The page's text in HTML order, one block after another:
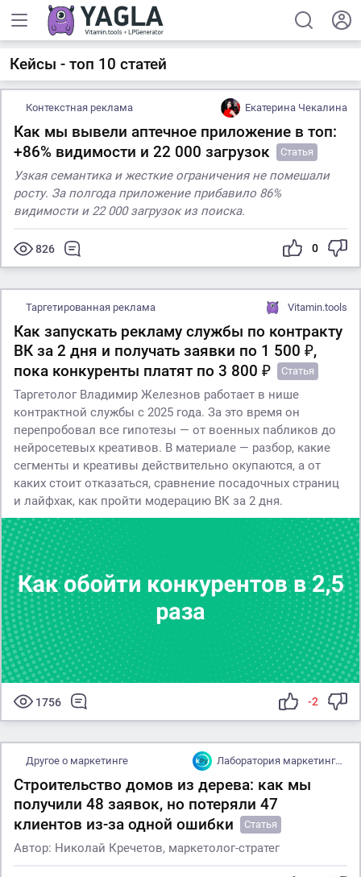
Кейсы - топ 10 статей
Контекстная реклама Екатерина Чекалина
Как мы вывели аптечное приложение в топ:
+86% видимости и 22 000 загрузок
Статья
Узкая семантика и жесткие ограничения не помешали
росту. За полгода приложение прибавило 86%
видимости и 22 000 загрузок из поиска.
826 0
Таргетированная реклама Vitamin.tools
Как запускать рекламу службы по контракту
ВК за 2 дня и получать заявки по 1 500 ₽,
пока конкуренты платят по 3 800 ₽
Статья
Таргетолог Владимир Железнов работает в нише
контрактной службы с 2025 года. За это время он
перепробовал все гипотезы — от военных пабликов до
нейросетевых креативов. В материале — разбор, какие
сегменты и креативы действительно окупаются, а от
каких стоит отказаться, сравнение посадочных страниц
и лайфхак, как пройти модерацию ВК за 2 дня.
1756 -2
Другое о маркетинге Лаборатория маркетинга Krechetov Lab
Строительство домов из дерева: как мы
получили 48 заявок, но потеряли 47
клиентов из-за одной ошибки
Статья
Автор: Николай Кречетов, маркетолог-стратег